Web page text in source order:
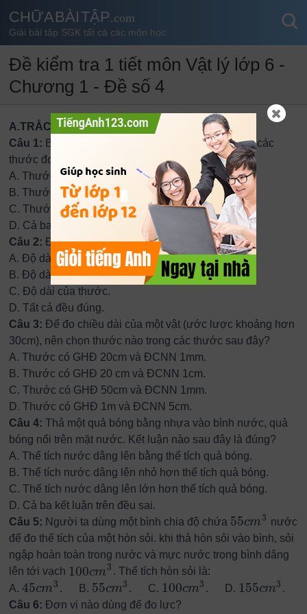
CHỮA BÀI TẬP.com
Giải bài tập SGK tất cả các môn học
Đề kiểm tra 1 tiết môn Vật lý lớp 6 -
Chương 1 - Đề số 4
A.TRẮC NGHIỆM
Câu 1: Bác thợ may thường dùng thước nào trong các
thước đo sau đây để đo các số đo của cơ thể.?
A. Thước kẻ.
B. Thước dây.
C. Thước kẹp.
D. Cả ba thước trên.
Câu 2: Độ chia nhỏ nhất của một thước là?
A. Độ dài giữa hai vạch chia trên thước.
B. Độ dài giữa hai vạch chia liên tiếp trên thước.
C. Độ dài của thước.
D. Tất cả đều đúng.
Câu 3: Để đo chiều dài của một vật (ước lược khoảng hơn
30cm), nên chọn thước nào trong các thước sau đây?
A. Thước có GHĐ 20cm và ĐCNN 1mm.
B. Thước có GHĐ 20 cm và ĐCNN 1cm.
C. Thước có GHĐ 50cm và ĐCNN 1mm.
D. Thước có GHĐ 1m và ĐCNN 5cm.
Câu 4: Thả một quả bóng bằng nhựa vào bình nước, quả
bóng nổi trên mặt nước. Kết luận nào sau đây là đúng?
A. Thể tích nước dâng lên bằng thể tích quả bóng.
B. Thể tích nước dâng lên nhỏ hơn thể tích quả bóng.
C. Thể tích nước dâng lên lớn hơn thể tích quả bóng.
D. Cả ba kết luận trên đều sai.
Câu 5: Người ta dùng một bình chia độ chứa 55cm3
55cm3
nước
để đo thể tích của một hòn sỏi. khi thả hòn sỏi vào bình, sỏi
ngập hoàn toàn trong nước và mực nước trong bình dâng
lên tới vạch 100cm3
100cm3 . Thể tích hòn sỏi là:
A. 45cm3
45cm3 . B. 55cm3
55cm3 . C. 100cm3
100cm3 . D. 155cm3
155cm3 .
Câu 6: Đơn vị nào dùng để đo lực?